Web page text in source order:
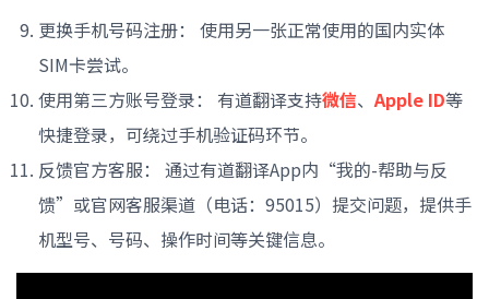
更换手机号码注册： 使用另一张正常使用的国内实体
SIM卡尝试。
使用第三方账号登录： 有道翻译支持微信、Apple ID等
快捷登录，可绕过手机验证码环节。
反馈官方客服： 通过有道翻译App内“我的-帮助与反
馈”或官网客服渠道（电话：95015）提交问题，提供手
机型号、号码、操作时间等关键信息。